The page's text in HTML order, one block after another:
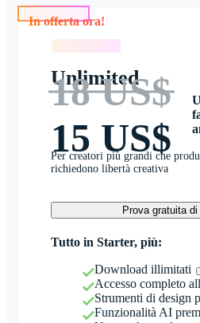
Unlimited
18 US$
15 US$
Per creatori più grandi che
richiedono libertà creativa
Prova gratuita di
Tutto in Starter, più:
Download illimitati
Accesso completo
Strumenti di design
Funzionalità AI